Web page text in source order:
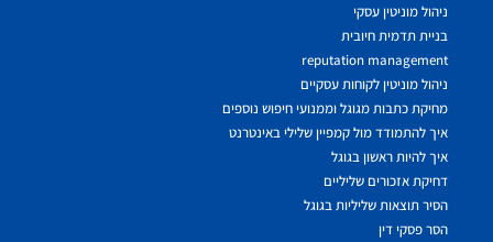
ניהול מוניטין עסקי
בניית תדמית חיובית
reputation management
ניהול מוניטין לקוחות עסקיים
מחיקת כתבות מגוגל וממנועי חיפוש נוספים
איך להתמודד מול קמפיין שלילי באינטרנט
איך להיות ראשון בגוגל
דחיקת אזכורים שליליים
הסיר תוצאות שליליות בגוגל
הסר פסקי דין